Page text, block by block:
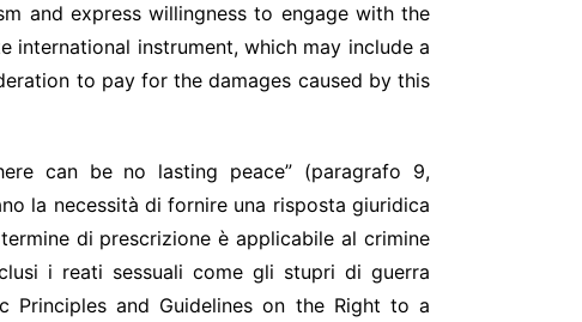
and express willingness to engage with the
international instrument, which may include a
to pay for the damages caused by this
can be no lasting peace” (paragrafo 9,
la necessità di fornire una risposta giuridica
di prescrizione è applicabile al crimine
i reati sessuali come gli stupri di guerra
Principles and Guidelines on the Right to a